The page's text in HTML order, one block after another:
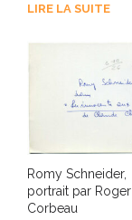
LIRE LA SUITE
Romy Schneider,
portrait par Roger
Corbeau